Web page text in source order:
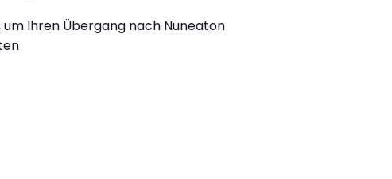
um Ihren Übergang nach Nuneaton